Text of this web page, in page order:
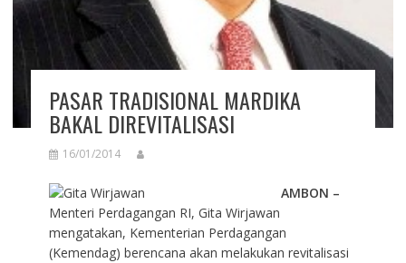
PASAR TRADISIONAL MARDIKA
BAKAL DIREVITALISASI
16/01/2014
AMBON –
Menteri Perdagangan RI, Gita Wirjawan
mengatakan, Kementerian Perdagangan
(Kemendag) berencana akan melakukan revitalisasi